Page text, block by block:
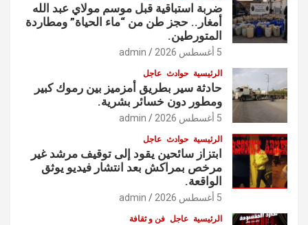
ضربة استباقية قبل موسم مولاي عبد الله
أمغار.. حجز طن من “ماء الحياة” ومطاردة
المتورطين.
5 أغسطس 2026 admin
الرئيسية حوادث عاجل
حادثة سير بطريق أمزميز بين رموك كبير
ومطور دون خسائر بشرية.
5 أغسطس 2026 admin
الرئيسية حوادث عاجل
ابتزاز سائحين يقود إلى توقيف مرشد غير
مرخص بمراكش بعد انتشار فيديو يوثق
الواقعة.
5 أغسطس 2026 admin
الرئيسية عاجل فن و ثقافة